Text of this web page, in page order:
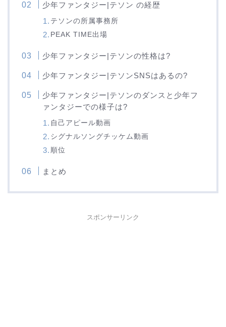
少年ファンタジー|テソン の経歴
テソンの所属事務所
PEAK TIME出場
少年ファンタジー|テソンの性格は?
少年ファンタジー|テソンSNSはあるの?
少年ファンタジー|テソンのダンスと少年フ
ァンタジーでの様子は?
自己アピール動画
シグナルソングチッケム動画
順位
まとめ
スポンサーリンク